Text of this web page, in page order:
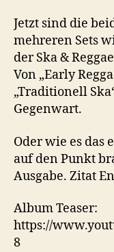
Jetzt sind die
mehreren Sets
der Ska &
Von „Early
„Traditionell
Gegenwart.
Oder wie es das
auf den Punkt
Ausgabe. Zitat
Album Teaser:
https://
8